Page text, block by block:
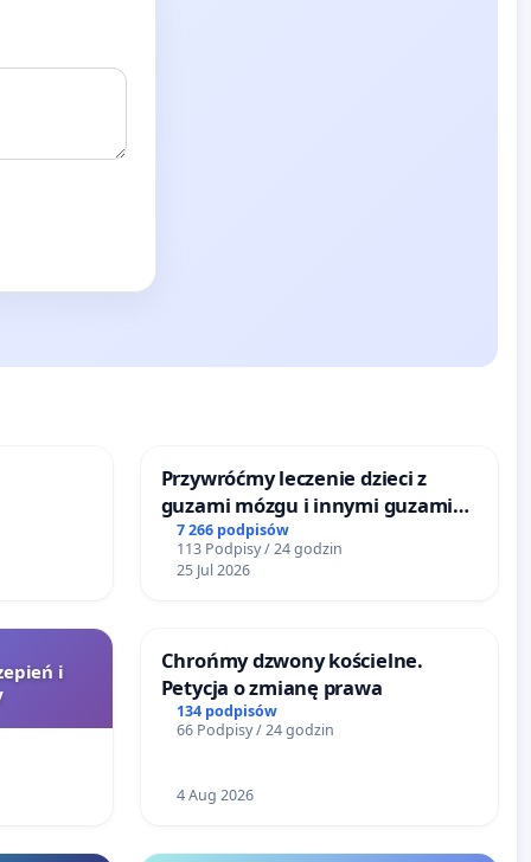
Przywróćmy leczenie dzieci z
guzami mózgu i innymi guzami
litymi do Górnośląskiego
Centrum Zdrowia Dziecka w
Katowicach
7 266 podpisów
113 Podpisy / 24 godzin
25 Jul 2026
i
Chrońmy dzwony kościelne.
Petycja o zmianę prawa
134 podpisów
66 Podpisy / 24 godzin
4 Aug 2026